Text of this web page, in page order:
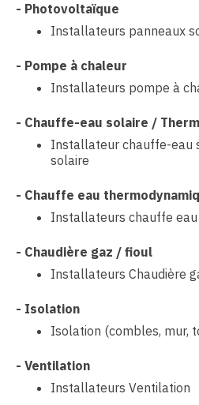
- Photovoltaïque
Installateurs panneaux
- Pompe à chaleur
Installateurs pompe à
- Chauffe-eau solaire /
Installateur chauffe-eau
solaire
- Chauffe eau
Installateurs chauffe
- Chaudière gaz / fioul
Installateurs Chaudière
- Isolation
Isolation (combles, mur,
- Ventilation
Installateurs Ventilation